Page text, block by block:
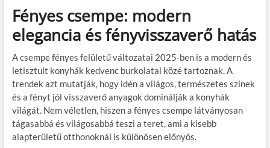
Fényes csempe: modern
elegancia és fényvisszaverő hatás
A csempe fényes felületű változatai 2025-ben is a modern és
letisztult konyhák kedvenc burkolatai közé tartoznak. A
trendek azt mutatják, hogy idén a világos, természetes színek
és a fényt jól visszaverő anyagok dominálják a konyhák
világát. Nem véletlen, hiszen a fényes csempe látványosan
tágasabbá és világosabbá teszi a teret, ami a kisebb
alapterületű otthonoknál is különösen előnyös.